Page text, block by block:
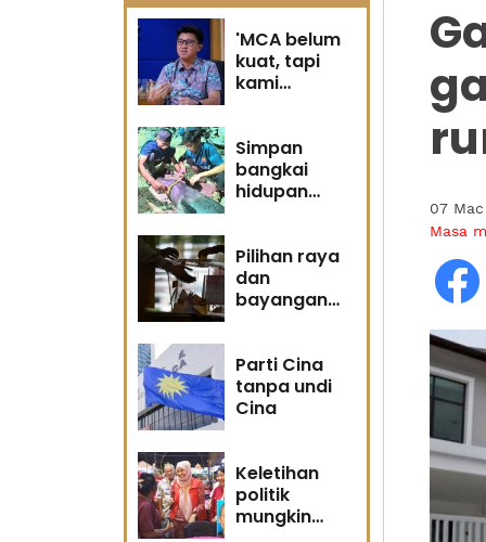
'MCA belum
kuat, tapi
kami
Simpan
bangkai
hidupan
Pilihan raya
dan
bayangan
Parti Cina
tanpa undi
Cina
Keletihan
politik
mungkin
07
Masa